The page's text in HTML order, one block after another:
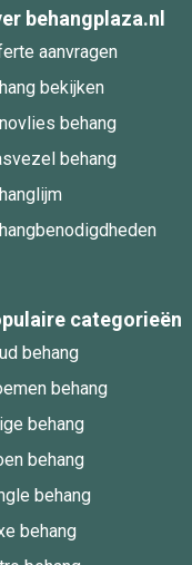
behangplaza.nl
aanvragen
bekijken
behang
behang
categorieën
behang
behang
behang
behang
behang
behang